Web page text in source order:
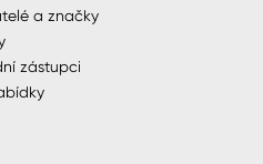
a značky
zástupci